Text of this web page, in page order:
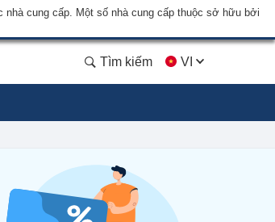
nhà cung cấp. Một số nhà cung cấp thuộc sở hữu bởi
Tìm kiếm VI